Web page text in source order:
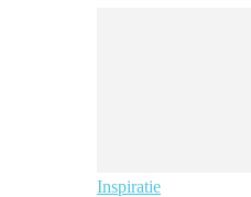
Inspiratie